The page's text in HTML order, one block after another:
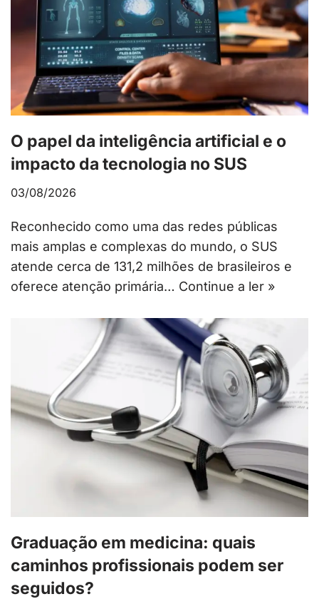
O papel da inteligência artificial e o
impacto da tecnologia no SUS
03/08/2026
Reconhecido como uma das redes públicas
mais amplas e complexas do mundo, o SUS
atende cerca de 131,2 milhões de brasileiros e
oferece atenção primária… Continue a ler »
Graduação em medicina: quais
caminhos profissionais podem ser
seguidos?